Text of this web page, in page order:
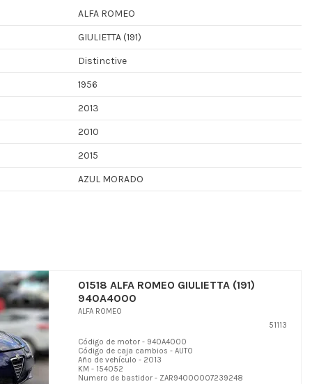
ALFA ROMEO
GIULIETTA (191)
Distinctive
1956
2013
2010
2015
AZUL MORADO
01518 ALFA ROMEO GIULIETTA (191)
940A4000
ALFA ROMEO
51113
Código de motor - 940A4000
Código de caja cambios - AUTO
Año de vehículo - 2013
KM - 154052
Numero de bastidor - ZAR94000007239248